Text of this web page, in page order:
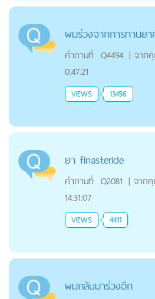
ผมร่วงจากการทานย
คำถามที่: Q4494 | จาก
0:47:21
VIEWS 13456
ยา finasteride
คำถามที่: Q2081 | จาก
14:31:07
VIEWS 4411
ผมกลับมาร่วงอีก